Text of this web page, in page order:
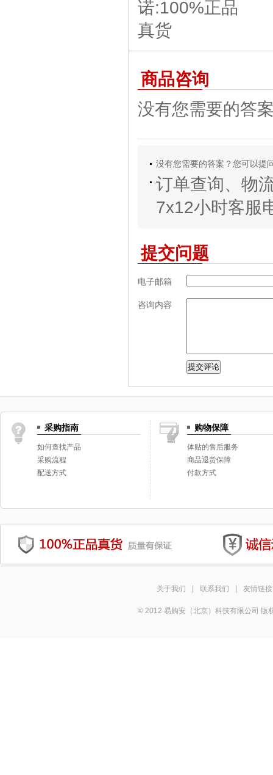
商品咨询
没有您需要的答
没有您需要的答案？您可以提
订单查询、物
7x12小时客服
提交问题
电子邮箱
咨询内容
采购指南
如何查找产品
采购流程
配送方式
购物保障
体贴的售后服务
商品退货保障
付款方式
关于我们 联系我们 友情链接
© 2012 易购安（北京）科技有限公司 版